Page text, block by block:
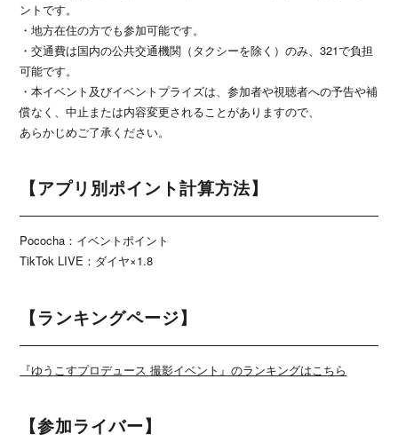
ントです。
・地方在住の方でも参加可能です。
・交通費は国内の公共交通機関（タクシーを除く）のみ、321で負担
可能です。
・本イベント及びイベントプライズは、参加者や視聴者への予告や補
償なく、中止または内容変更されることがありますので、
あらかじめご了承ください。
【アプリ別ポイント計算方法】
Pococha：イベントポイント
TikTok LIVE：ダイヤ×1.8
【ランキングページ】
『ゆうこすプロデュース 撮影イベント』のランキングはこちら
【参加ライバー】